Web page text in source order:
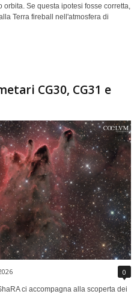
Se questa ipotesi fosse corretta,
Terra fireball nell'atmosfera di
CG30, CG31 e
0
ci accompagna alla scoperta dei